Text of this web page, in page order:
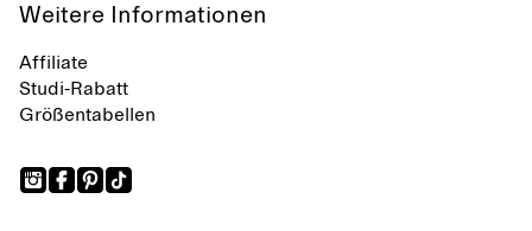
Weitere Informationen
Affiliate
Studi-Rabatt
Größentabellen